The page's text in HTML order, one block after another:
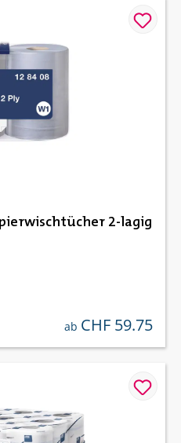
2-lagig
regulärer preis:
ab CHF 59.75